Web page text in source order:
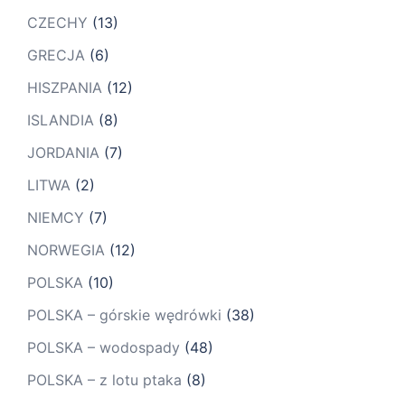
CZECHY (13)
GRECJA (6)
HISZPANIA (12)
ISLANDIA (8)
JORDANIA (7)
LITWA (2)
NIEMCY (7)
NORWEGIA (12)
POLSKA (10)
POLSKA – górskie wędrówki (38)
POLSKA – wodospady (48)
POLSKA – z lotu ptaka (8)